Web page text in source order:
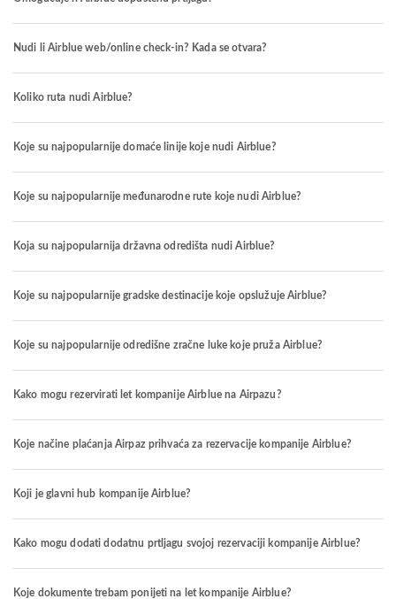
Nudi li Airblue web/online check-in? Kada se otvara?
Koliko ruta nudi Airblue?
Koje su najpopularnije domaće linije koje nudi Airblue?
Koje su najpopularnije međunarodne rute koje nudi Airblue?
Koja su najpopularnija državna odredišta nudi Airblue?
Koje su najpopularnije gradske destinacije koje opslužuje Airblue?
Koje su najpopularnije odredišne zračne luke koje pruža Airblue?
Kako mogu rezervirati let kompanije Airblue na Airpazu?
Koje načine plaćanja Airpaz prihvaća za rezervacije kompanije Airblue?
Koji je glavni hub kompanije Airblue?
Kako mogu dodati dodatnu prtljagu svojoj rezervaciji kompanije Airblue?
Koje dokumente trebam ponijeti na let kompanije Airblue?